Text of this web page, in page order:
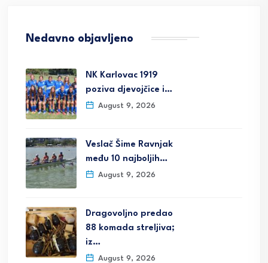
Nedavno objavljeno
NK Karlovac 1919
poziva djevojčice i…
August 9, 2026
Veslač Šime Ravnjak
među 10 najboljih…
August 9, 2026
Dragovoljno predao
88 komada streljiva;
iz…
August 9, 2026